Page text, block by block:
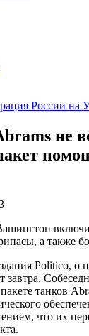
России на
не
а также
Politico, о
завтра.
танков
что их